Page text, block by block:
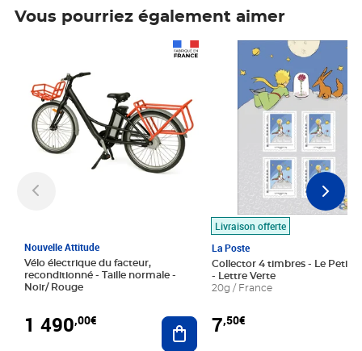
Vous pourriez également aimer
Nouvelle Attitude
Vélo électrique du facteur,
reconditionné - Taille normale -
Noir/ Rouge
1 490,00€ Ajouter au panier
Livraison offerte
La Poste
Collector 4 timbres - Le Petit
- Lettre Verte
20g / France
7,50€
Prix 7,50€